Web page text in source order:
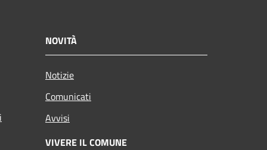
NOVITÀ
Notizie
Comunicati
Avvisi
VIVERE IL COMUNE